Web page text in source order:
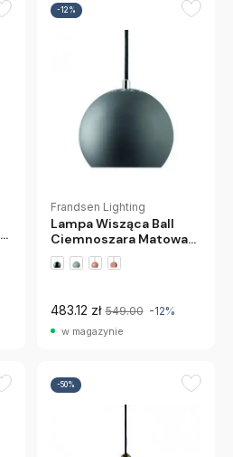
-12%
Frandsen Lighting
Lampa Wisząca Ball
Ciemnoszara Matowa
18 Cm Frandsen
483.12 zł 549.00 -12%
w magazynie
-50%